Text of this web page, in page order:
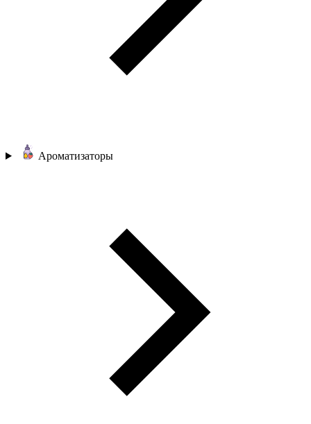
Ароматизаторы